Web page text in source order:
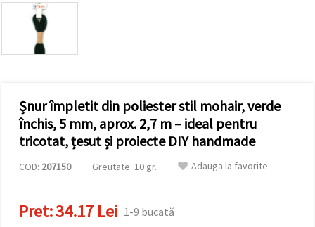
Puteți fi de
acord să
cookie -
vă indicați
preferințele
în setări
selectând
un tip de
dat și
făcând clic
Șnur împletit din poliester stil mohair, verde
închis, 5 mm, aprox. 2,7 m – ideal pentru
tricotat, țesut și proiecte DIY handmade
COD: 207150 Greutate: 10 gr. Adauga la favorite
Pret:34.17 Lei 1-9 bucată